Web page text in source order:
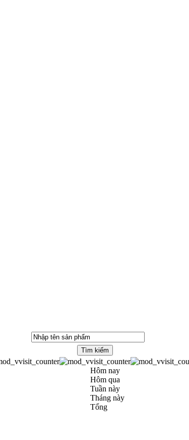
Hôm nay
Hôm qua
Tuần này
Tháng này
Tổng